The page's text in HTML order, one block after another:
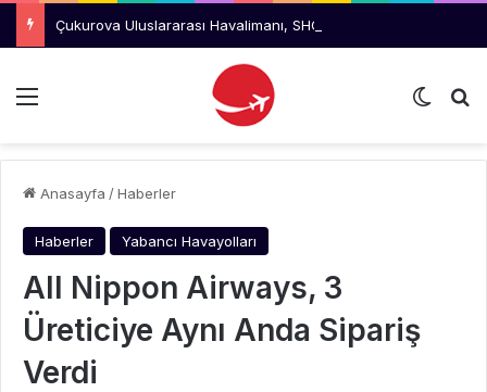
Menü Dış
Anasayfa /Haberler
Haberler Yabancı Havayolları
All Nippon Airways, 3
Üreticiye Aynı Anda Sipariş
Verdi